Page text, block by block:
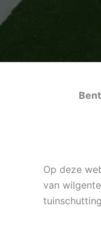
Op deze
van